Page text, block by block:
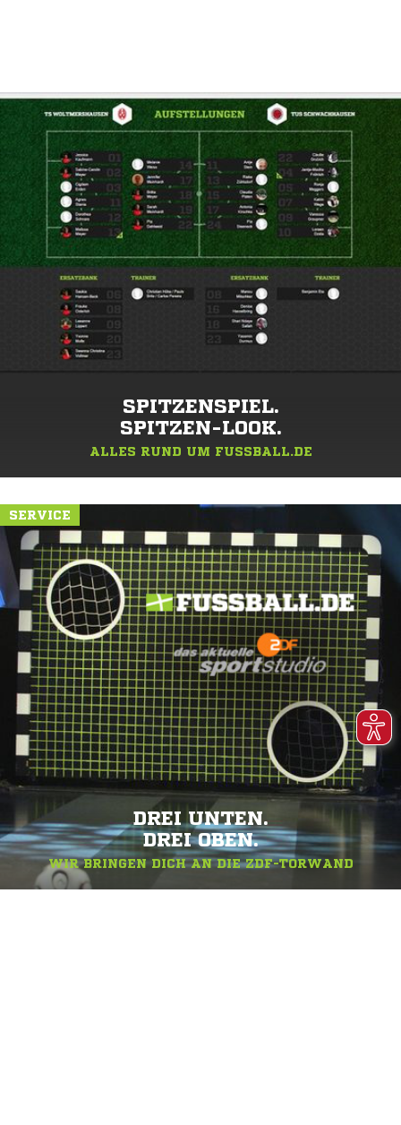
SPITZENSPIEL.
SPITZEN-LOOK.
ALLES RUND UM FUSSBALL.DE
SERVICE
DREI UNTEN.
DREI OBEN.
WIR BRINGEN DICH AN DIE ZDF-TORWAND